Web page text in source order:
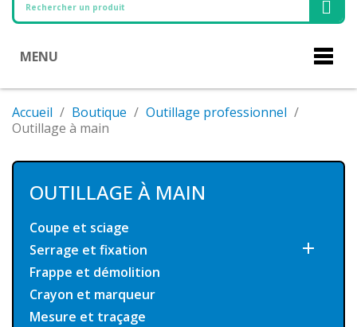
MENU
Accueil Boutique
Outillage professionnel
Outillage à main
OUTILLAGE À MAIN
Coupe et sciage
Serrage et fixation

Frappe et démolition
Crayon et marqueur
Mesure et traçage